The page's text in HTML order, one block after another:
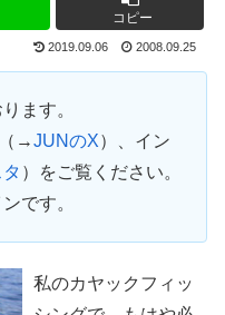
コピー
2019.09.06 2008.09.25
ます。
→JUNのX）、イン
）をご覧ください。
です。
私のカヤックフィッ